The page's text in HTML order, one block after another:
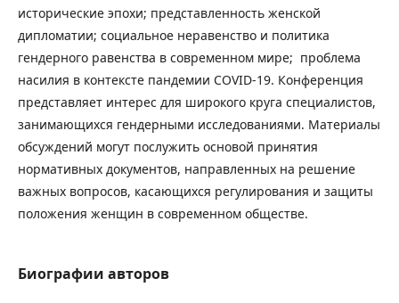
исторические эпохи; представленность женской
дипломатии; социальное неравенство и политика
гендерного равенства в современном мире; проблема
насилия в контексте пандемии COVID-19. Конференция
представляет интерес для широкого круга специалистов,
занимающихся гендерными исследованиями. Материалы
обсуждений могут послужить основой принятия
нормативных документов, направленных на решение
важных вопросов, касающихся регулирования и защиты
положения женщин в современном обществе.
Биографии авторов